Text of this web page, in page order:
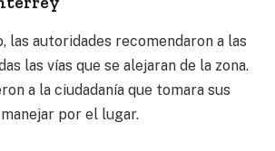
las autoridades recomendaron a las
las vías que se alejaran de la zona.
a la ciudadanía que tomara sus
por el lugar.